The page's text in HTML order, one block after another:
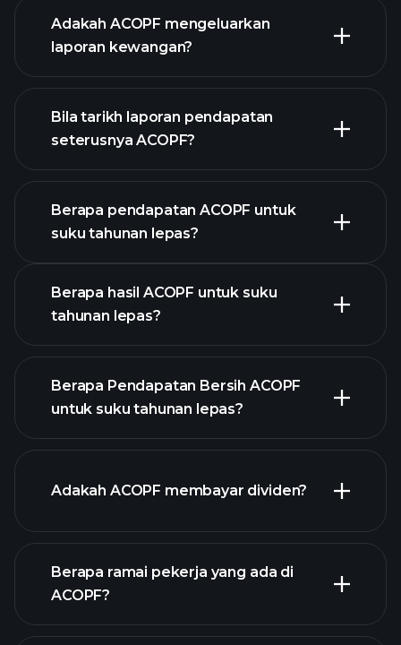
senarai saham kami
Adakah ACOPF mengeluarkan
laporan kewangan?
kewangan
ACOPF
Bila tarikh laporan pendapatan
seterusnya ACOPF?
Berapa pendapatan ACOPF untuk
suku tahunan lepas?
pendapatan ACOPF
Berapa hasil ACOPF untuk suku
tahunan lepas?
Berapa Pendapatan Bersih ACOPF
untuk suku tahunan lepas?
Adakah ACOPF membayar dividen?
Berapa ramai pekerja yang ada di
ACOPF?